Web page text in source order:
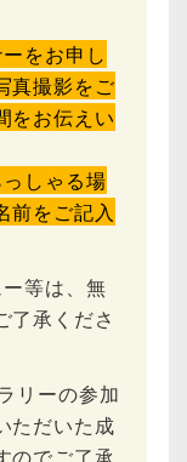
をお申し
真撮影をご
をお伝えい
しゃる場
前をご記入
等は、無
了承くださ
リーの参加
ただいた成